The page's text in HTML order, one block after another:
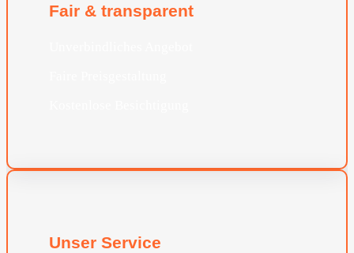
Fair & transparent
Unser Service